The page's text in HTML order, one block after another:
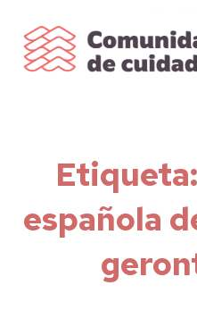
Etiqueta:
española